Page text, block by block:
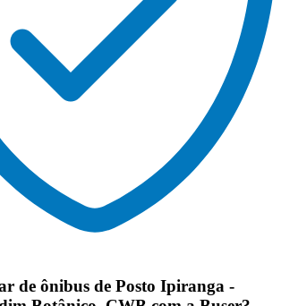
de ônibus de Posto Ipiranga -